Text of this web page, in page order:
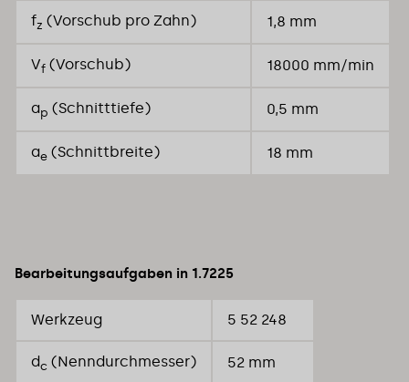
fz (Vorschub pro Zahn) 1,8 mm
Vf (Vorschub) 18000 mm/min
ap (Schnitttiefe) 0,5 mm
ae (Schnittbreite) 18 mm
Bearbeitungsaufgaben in 1.7225
Werkzeug 5 52 248
dc (Nenndurchmesser) 52 mm